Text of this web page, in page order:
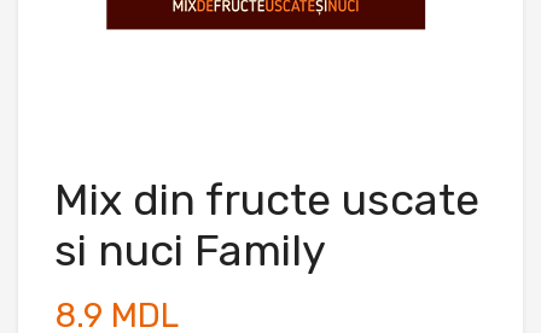
Mix din fructe uscate
si nuci Family
8.9 MDL